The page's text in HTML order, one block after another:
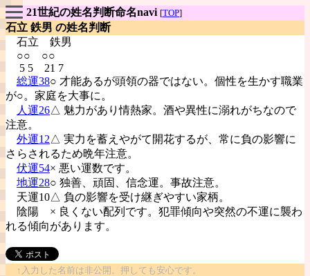
21世紀の姓名判断命名navi [TOP]
石立 鉄男 の姓名判断
石立 鉄男
○○ ○○
5 5 21 7
総運38○ 才能あるが頭領の器ではない。個性を生かす職業
が○。家庭を大事に。
人運26△ 魅力があり情熱家。酒や異性に溺れがちなので
注意。
外運12△ 実力を蓄えやがて開花するが、常に負の影響に
さらされるため晩年注意。
伏運54× 悪い運数です。
地運28○ 独善、頑固、信念運。事故注意。
天運10△ 負の影響を受け継ぎやすい家柄。
陰陽 × 良くない配列です。犯罪傾向や突然の不運に襲わ
れる傾向があります。
↑入力した名前は非公開。押しても安心です。